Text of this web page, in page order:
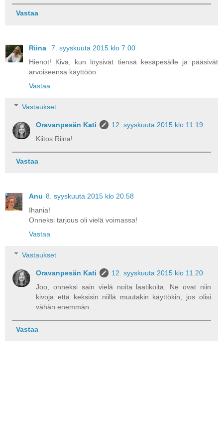
Vastaa
Riina
7. syyskuuta 2015 klo 7.00
Hienot! Kiva, kun löysivät tiensä kesäpesälle ja pääsivät
arvoiseensa käyttöön.
Vastaa
Vastaukset
Oravanpesän Kati
12. syyskuuta 2015 klo 11.19
Kiitos Riina!
Vastaa
Anu 8. syyskuuta 2015 klo 20.58
Ihania!
Onneksi tarjous oli vielä voimassa!
Vastaa
Vastaukset
Oravanpesän Kati
12. syyskuuta 2015 klo 11.20
Joo, onneksi sain vielä noita laatikoita. Ne ovat niin
kivoja että keksisin niillä muutakin käyttökin, jos olisi
vähän enemmän...
Vastaa